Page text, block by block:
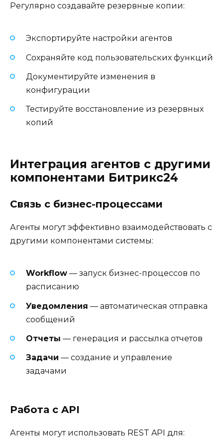
Регулярно создавайте резервные копии:
Экспортируйте настройки агентов
Сохраняйте код пользовательских функций
Документируйте изменения в
конфигурации
Тестируйте восстановление из резервных
копий
Интеграция агентов с другими
компонентами Битрикс24
Связь с бизнес-процессами
Агенты могут эффективно взаимодействовать с
другими компонентами системы:
Workflow — запуск бизнес-процессов по
расписанию
Уведомления — автоматическая отправка
сообщений
Отчеты — генерация и рассылка отчетов
Задачи — создание и управление
задачами
Работа с API
Агенты могут использовать REST API для: